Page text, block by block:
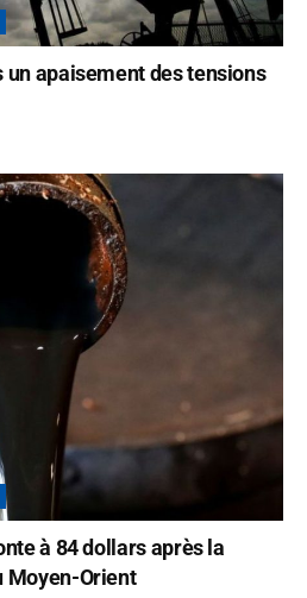
un apaisement des tensions
à 84 dollars après la
Moyen-Orient